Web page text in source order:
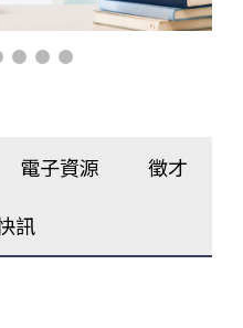
電子資源 徵才
訊